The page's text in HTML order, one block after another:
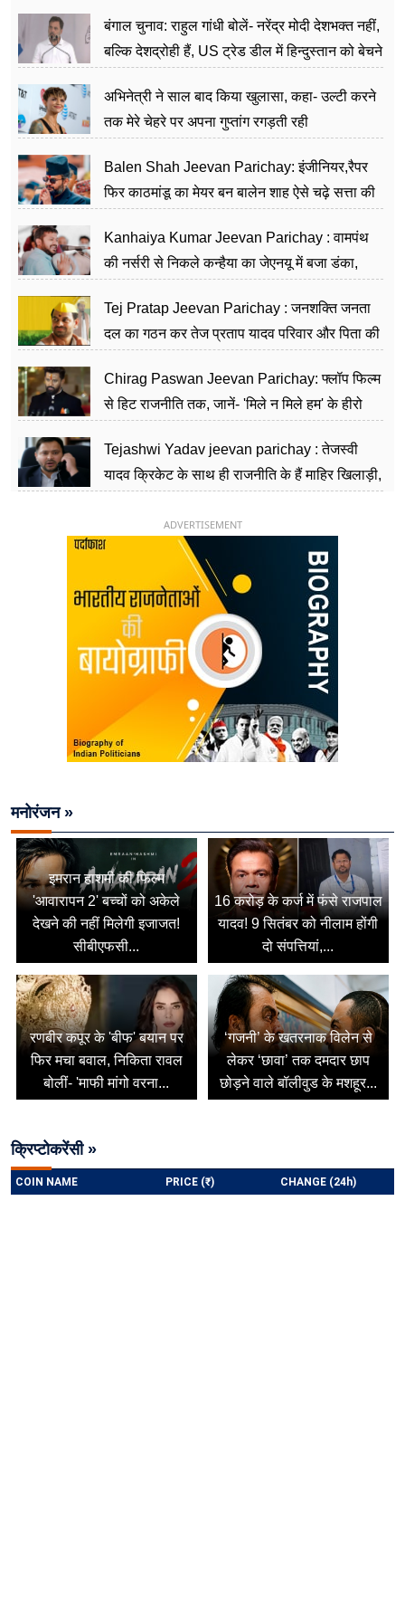
बंगाल चुनाव: राहुल गांधी बोलें- नरेंद्र मोदी देशभक्त नहीं,
बल्कि देशद्रोही हैं, US ट्रेड डील में हिन्दुस्तान को बेचने
अभिनेत्री ने साल बाद किया खुलासा, कहा- उल्टी करने
तक मेरे चेहरे पर अपना गुप्तांग रगड़ती रही
Balen Shah Jeevan Parichay: इंजीनियर,रैपर
फिर काठमांडू का मेयर बन बालेन शाह ऐसे चढ़े सत्ता की
Kanhaiya Kumar Jeevan Parichay : वामपंथ
की नर्सरी से निकले कन्हैया का जेएनयू में बजा डंका,
Tej Pratap Jeevan Parichay : जनशक्ति जनता
दल का गठन कर तेज प्रताप यादव परिवार और पिता की
Chirag Paswan Jeevan Parichay: फ्लॉप फिल्म
से हिट राजनीति तक, जानें- 'मिले न मिले हम' के हीरो
Tejashwi Yadav jeevan parichay : तेजस्वी
यादव क्रिकेट के साथ ही राजनीति के हैं माहिर खिलाड़ी,
ADVERTISEMENT
मनोरंजन »
इमरान हाशमी की फिल्म
'आवारापन 2' बच्चों को अकेले
देखने की नहीं मिलेगी इजाजत!
सीबीएफसी...
16 करोड़ के कर्ज में फंसे राजपाल
यादव! 9 सितंबर को नीलाम होंगी
दो संपत्तियां,...
रणबीर कपूर के 'बीफ' बयान पर
फिर मचा बवाल, निकिता रावल
बोलीं- 'माफी मांगो वरना...
‘गजनी’ के खतरनाक विलेन से
लेकर ‘छावा’ तक दमदार छाप
छोड़ने वाले बॉलीवुड के मशहूर...
क्रिप्टोकरेंसी »